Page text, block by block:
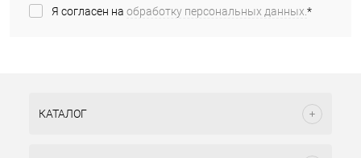
Я согласен на обработку персональных данных.*
КАТАЛОГ